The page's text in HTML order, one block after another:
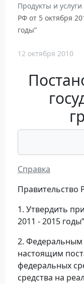
Продукты и услуги
РФ от 5 октября
годы”
12 октября 2010
Справка
Правительство
1. Утвердить
2011 - 2015
2. Федеральным
настоящим
федеральных
средства на